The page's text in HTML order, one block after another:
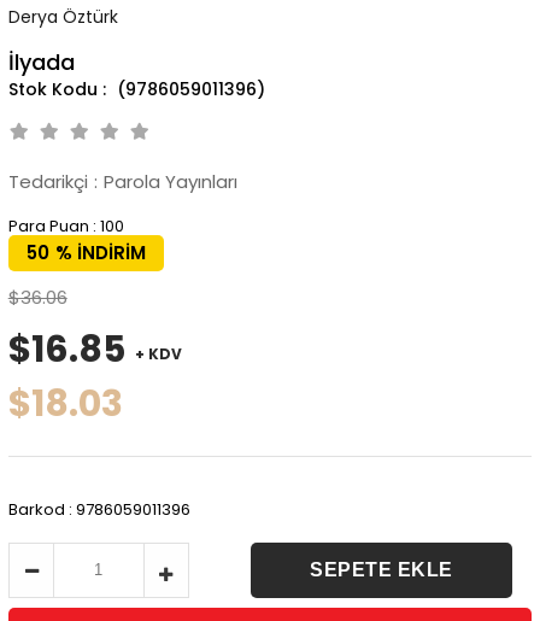
Derya Öztürk
İlyada
(9786059011396)
Tedarikçi : Parola Yayınları
Para Puan : 100
%
50
İNDIRIM
$36.06
$16.85 + KDV
$18.03
Barkod : 9786059011396